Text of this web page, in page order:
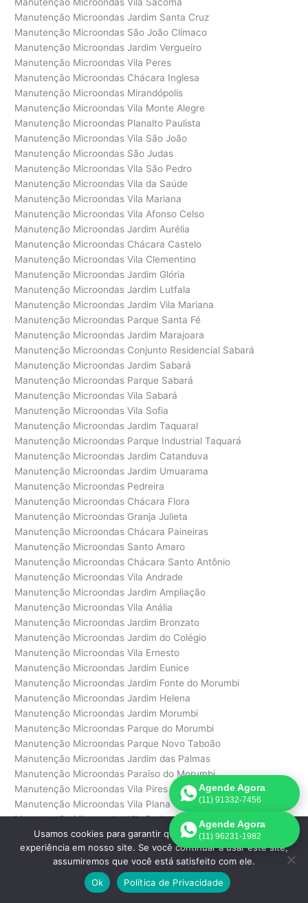
Manutenção Microondas Vila Sacomã
Manutenção Microondas Jardim Santa Cruz
Manutenção Microondas São João Clímaco
Manutenção Microondas Jardim Vergueiro
Manutenção Microondas Vila Peres
Manutenção Microondas Chácara Inglesa
Manutenção Microondas Mirandópolis
Manutenção Microondas Vila Monte Alegre
Manutenção Microondas Planalto Paulista
Manutenção Microondas Vila São João
Manutenção Microondas São Judas
Manutenção Microondas Vila São Pedro
Manutenção Microondas Vila da Saúde
Manutenção Microondas Vila Mariana
Manutenção Microondas Vila Afonso Celso
Manutenção Microondas Jardim Aurélia
Manutenção Microondas Chácara Castelo
Manutenção Microondas Vila Clementino
Manutenção Microondas Jardim Glória
Manutenção Microondas Jardim Lutfala
Manutenção Microondas Jardim Vila Mariana
Manutenção Microondas Parque Santa Fé
Manutenção Microondas Jardim Marajoara
Manutenção Microondas Conjunto Residencial Sabará
Manutenção Microondas Jardim Sabará
Manutenção Microondas Parque Sabará
Manutenção Microondas Vila Sabará
Manutenção Microondas Vila Sofia
Manutenção Microondas Jardim Taquaral
Manutenção Microondas Parque Industrial Taquará
Manutenção Microondas Jardim Catanduva
Manutenção Microondas Jardim Umuarama
Manutenção Microondas Pedreira
Manutenção Microondas Chácara Flora
Manutenção Microondas Granja Julieta
Manutenção Microondas Chácara Paineiras
Manutenção Microondas Santo Amaro
Manutenção Microondas Chácara Santo Antônio
Manutenção Microondas Vila Andrade
Manutenção Microondas Jardim Ampliação
Manutenção Microondas Vila Anália
Manutenção Microondas Jardim Bronzato
Manutenção Microondas Jardim do Colégio
Manutenção Microondas Vila Ernesto
Manutenção Microondas Jardim Eunice
Manutenção Microondas Jardim Fonte do Morumbi
Manutenção Microondas Jardim Helena
Manutenção Microondas Jardim Morumbi
Manutenção Microondas Parque do Morumbi
Manutenção Microondas Parque Novo Taboão
Manutenção Microondas Jardim das Palmas
Manutenção Microondas Paraíso do Morumbi
Manutenção Microondas Vila Pires
Manutenção Microondas Vila Plana
Manutenção Microondas Vila Praia
Manutenção Microondas Jardim Recanto do Morumbi
Manutenção Microondas Jardim Santo Antônio
Manutenção Microondas Vila Suzana
Manutenção Microondas Vila Teixeira
Manutenção Microondas Jardim Vitória Régia
Agende Agora
(11) 91332-7456
Agende Agora
(11) 96231-1982
Usamos cookies para garantir que oferecemos a melhor
experiência em nosso site. Se você continuar a usar este site,
assumiremos que você está satisfeito com ele.
Ok
Política de Privacidade